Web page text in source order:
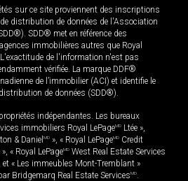
sur ce site proviennent des inscriptions
distribution de données de l'Association
SDD® met en référence des
immobilières autres que Royal
de l'information n'est pas
vérifiée. La marque DDF®
de l’immobilier (ACI) et identifie le
de données (SDD®).
indépendantes. Les bureaux
immobiliers Royal LePageMD Ltée »,
& Daniel MD », « Royal LePageMD Credit
« Royal LePageMD West Real Estate Services
et « Les immeubles Mont-Tremblant »
Bridgemarq Real Estate ServicesMD